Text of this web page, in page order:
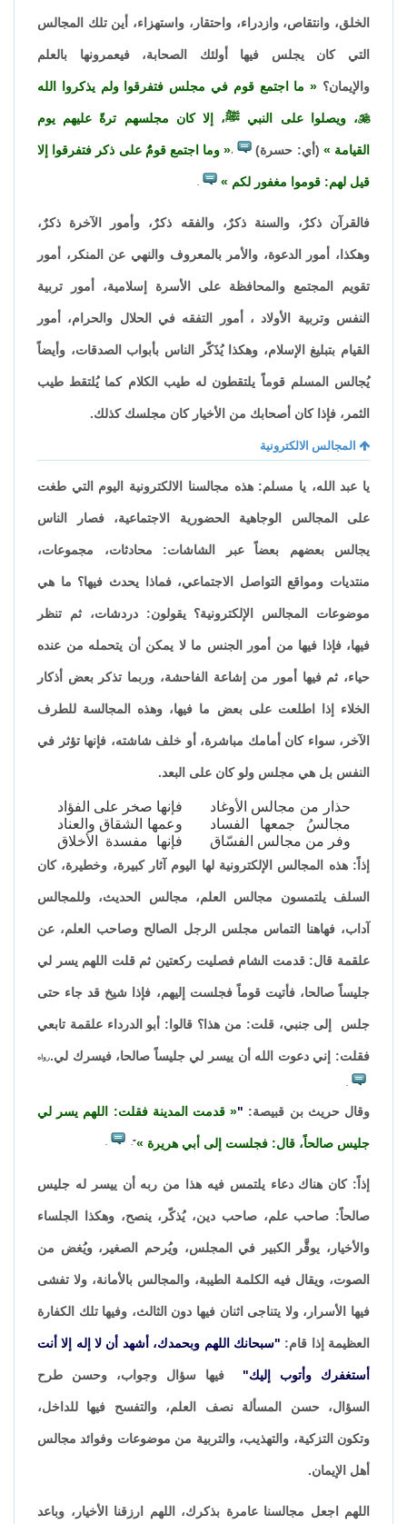
الخلق، وانتقاص، وازدراء، واحتقار، واستهزاء، أين تلك المجالس
التي كان يجلس فيها أولئك الصحابة، فيعمرونها بالعلم
والإيمان؟ ما اجتمع قوم في مجلس فتفرقوا ولم يذكروا الله
، ويصلوا على النبي ﷺ، إلا كان مجلسهم ترةً عليهم يوم
القيامة (أي: حسرة) ، وما اجتمع قومٌُ على ذكر فتفرقوا إلا
قيل لهم: قوموا مغفور لكم
فالقرآن ذكرٌ، والسنة ذكرٌ، والفقه ذكرٌ، وأمور الآخرة ذكرٌ،
وهكذا، أمور الدعوة، والأمر بالمعروف والنهي عن المنكر، أمور
تقويم المجتمع والمحافظة على الأسرة إسلامية، أمور تربية
النفس وتربية الأولاد ، أمور التفقه في الحلال والحرام، أمور
القيام بتبليغ الإسلام، وهكذا يُذَكّر الناس بأبواب الصدقات، وأيضاً
يُجالس المسلم قوماً يلتقطون له طيب الكلام كما يُلتقط طيب
الثمر، فإذا كان أصحابك من الأخيار كان مجلسك كذلك.
المجالس الالكترونية
يا عبد الله، يا مسلم: هذه مجالسنا الالكترونية اليوم التي طغت
على المجالس الوجاهية الحضورية الاجتماعية، فصار الناس
يجالس بعضهم بعضاً عبر الشاشات: محادثات، مجموعات،
منتديات ومواقع التواصل الاجتماعي، فماذا يحدث فيها؟ ما هي
موضوعات المجالس الإلكترونية؟ يقولون: دردشات، ثم تنظر
فيها، فإذا فيها من أمور الجنس ما لا يمكن أن يتحمله من عنده
حياء، ثم فيها أمور من إشاعة الفاحشة، وربما تذكر بعض أذكار
الخلاء إذا اطلعت على بعض ما فيها، وهذه المجالسة للطرف
الآخر، سواء كان أمامك مباشرة، أو خلف شاشته، فإنها تؤثر في
النفس بل هي مجلس ولو كان على البعد.
حذار من مجالس الأوغاد
فإنها صخر على الفؤاد
مجالسُ جمعها الفساد
وعمها الشقاق والعناد
وفر من مجالس الفسّاق
فإنها مفسدة الأخلاق
إذاً: هذه المجالس الإلكترونية لها اليوم آثار كبيرة، وخطيرة، كان
السلف يلتمسون مجالس العلم، مجالس الحديث، وللمجالس
آداب، فهاهنا التماس مجلس الرجل الصالح وصاحب العلم، عن
علقمة قال: قدمت الشام فصليت ركعتين ثم قلت اللهم يسر لي
جليساً صالحا، فأتيت قوماً فجلست إليهم، فإذا شيخ قد جاء حتى
جلس إلى جنبي، قلت: من هذا؟ قالوا: أبو الدرداء علقمة تابعي
فقلت: إني دعوت الله أن ييسر لي جليساً صالحا، فيسرك لي.رواه
وقال حريث بن قبيصة: " قدمت المدينة فقلت: اللهم يسر لي
جليس صالحاً، قال: فجلست إلى أبي هريرة "
إذاً: كان هناك دعاء يلتمس فيه هذا من ربه أن ييسر له جليس
صالحاً: صاحب علم، صاحب دين، يُذكّر، ينصح، وهكذا الجلساء
والأخيار، يوقَّر الكبير في المجلس، ويُرحم الصغير، ويُغض من
الصوت، ويقال فيه الكلمة الطيبة، والمجالس بالأمانة، ولا تفشى
فيها الأسرار، ولا يتناجى اثنان فيها دون الثالث، وفيها تلك الكفارة
العظيمة إذا قام: "سبحانك اللهم وبحمدك، أشهد أن لا إله إلا أنت
أستغفرك وأتوب إليك" فيها سؤال وجواب، وحسن طرح
السؤال، حسن المسألة نصف العلم، والتفسح فيها للداخل،
وتكون التزكية، والتهذيب، والتربية من موضوعات وفوائد مجالس
أهل الإيمان.
اللهم اجعل مجالسنا عامرة بذكرك، اللهم ارزقنا الأخيار، وباعد